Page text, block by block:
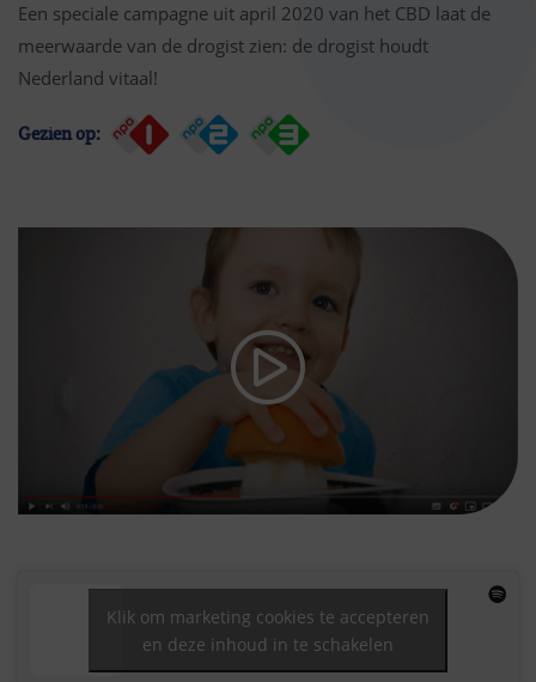
Een speciale campagne uit april 2020 van het CBD laat de
meerwaarde van de drogist zien: de drogist houdt
Nederland vitaal!
Gezien op:
Klik om marketing cookies te accepteren
en deze inhoud in te schakelen